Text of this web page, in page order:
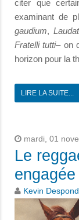
citer que
examinant de
gaudium,
Fratelli tutti– on
horizon pour la
LIRE LA SUITE...
mardi, 01
Le
Kevin Despond